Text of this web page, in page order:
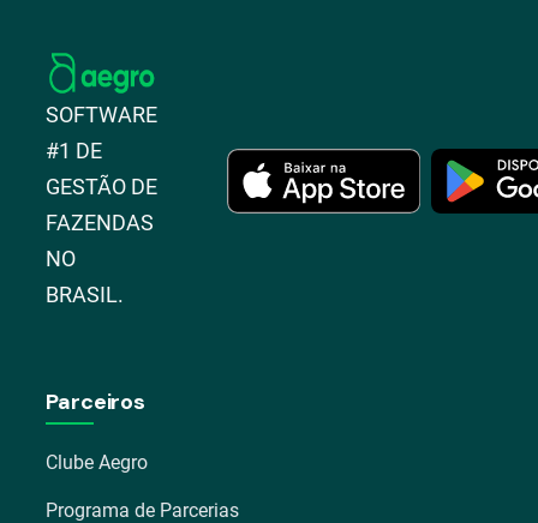
SOFTWARE
#1 DE
GESTÃO DE
FAZENDAS
NO
BRASIL.
Parceiros
Clube Aegro
Programa de Parcerias